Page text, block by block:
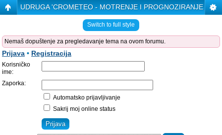
UDRUGA 'CROMETEO - MOTRENJE I PROGNOZIRANJE
Switch to full style
Nemaš dopuštenje za pregledavanje tema na ovom forumu.
Prijava • Registracija
Korisničko
ime:
Zaporka:
Automatsko prijavljivanje
Sakrij moj online status